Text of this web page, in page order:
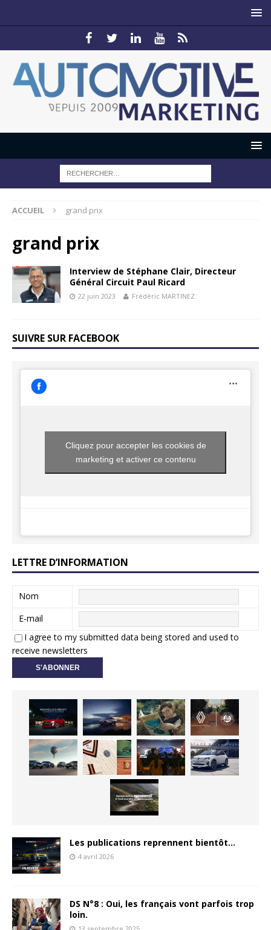
ACCUEIL grand prix
grand prix
Interview de Stéphane Clair, Directeur
Général Circuit Paul Ricard
22 juin 2023 Frédéric MARTINEZ
SUIVRE SUR FACEBOOK
Cliquez pour accepter les cookies de
marketing et activer ce contenu
LETTRE D’INFORMATION
Nom
E-mail
I agree to my submitted data being stored and used to
receive newsletters
Les publications reprennent bientôt…
4 avril 2026
DS N°8 : Oui, les français vont parfois trop
loin.